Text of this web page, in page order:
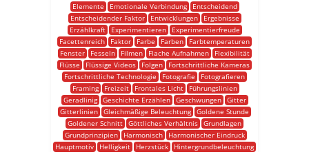
Elemente
Emotionale Verbindung
Entscheidend
Entscheidender Faktor
Entwicklungen
Ergebnisse
Erzählkraft
Experimentieren
Experimentierfreude
Facettenreich
Faktor Farbe Farben
Farbtemperaturen
Fenster
Fesseln Filmen Flache Aufnahmen
Flexibilität
Flüsse
Flüssige Videos Folgen
Fortschrittliche Kameras
Fortschrittliche Technologie
Fotografie
Fotografieren
Framing
Freizeit Frontales Licht
Führungslinien
Geradlinig
Geschichte Erzählen Geschwungen
Gitter
Gitterlinien Gleichmäßige Beleuchtung Goldene Stunde
Goldener Schnitt Göttliches Verhältnis Grundlagen
Grundprinzipien
Harmonisch
Harmonischer Eindruck
Hauptmotiv
Helligkeit Herzstück
Hintergrundbeleuchtung